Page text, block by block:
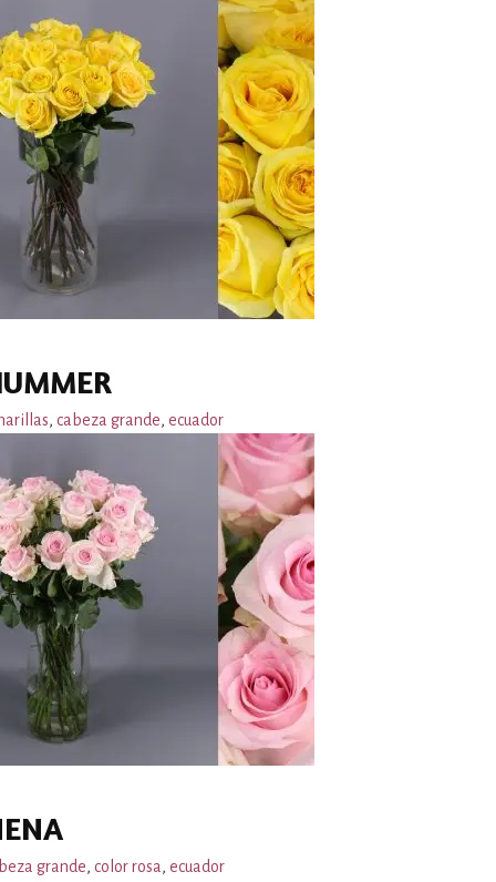
, cabeza grande, ecuador
grande, color rosa, ecuador